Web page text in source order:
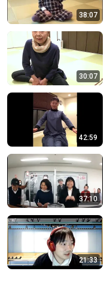
38:07
30:07
42:59
37:10
21:33